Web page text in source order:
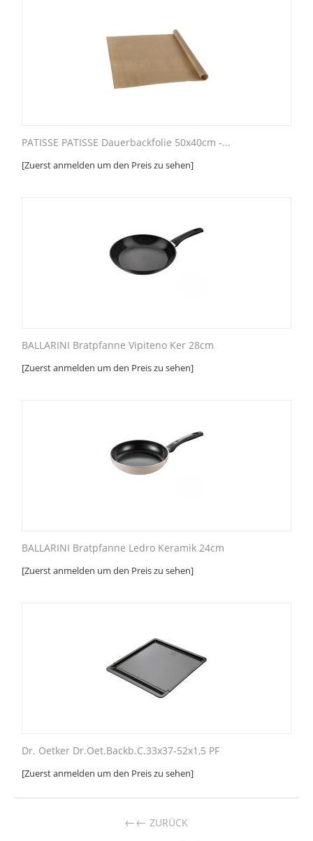
PATISSE PATISSE Dauerbackfolie 50x40cm -...
[Zuerst anmelden um den Preis zu sehen]
BALLARINI Bratpfanne Vipiteno Ker 28cm
[Zuerst anmelden um den Preis zu sehen]
BALLARINI Bratpfanne Ledro Keramik 24cm
[Zuerst anmelden um den Preis zu sehen]
Dr. Oetker Dr.Oet.Backb.C.33x37-52x1,5 PF
[Zuerst anmelden um den Preis zu sehen]
← ZURÜCK